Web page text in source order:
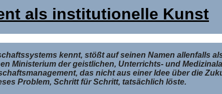
als institutionelle Kunst
kennt, stößt auf seinen Namen allenfalls
Ministerium der geistlichen, Unterrichts- und
das nicht aus einer Idee über die
Problem, Schritt für Schritt, tatsächlich löste.